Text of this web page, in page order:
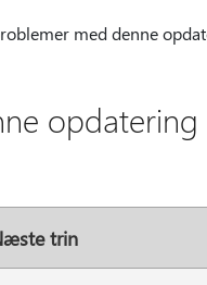
med denne
opdatering
trin